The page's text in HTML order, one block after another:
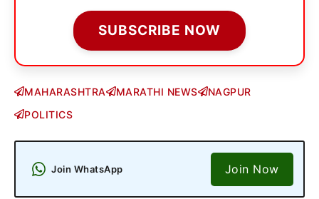
SUBSCRIBE NOW
MAHARASHTRA MARATHI NEWS
NAGPUR
POLITICS
Join WhatsApp Join Now